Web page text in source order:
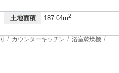
土地面積 187.04m2
カウンターキッチン 浴室乾燥機